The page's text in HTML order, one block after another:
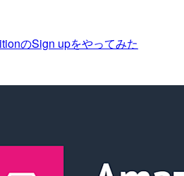
のSign upをやってみた